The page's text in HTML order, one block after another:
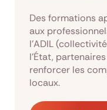
Des formations
aux
l’ADIL
l’État,
renforcer les
locaux.